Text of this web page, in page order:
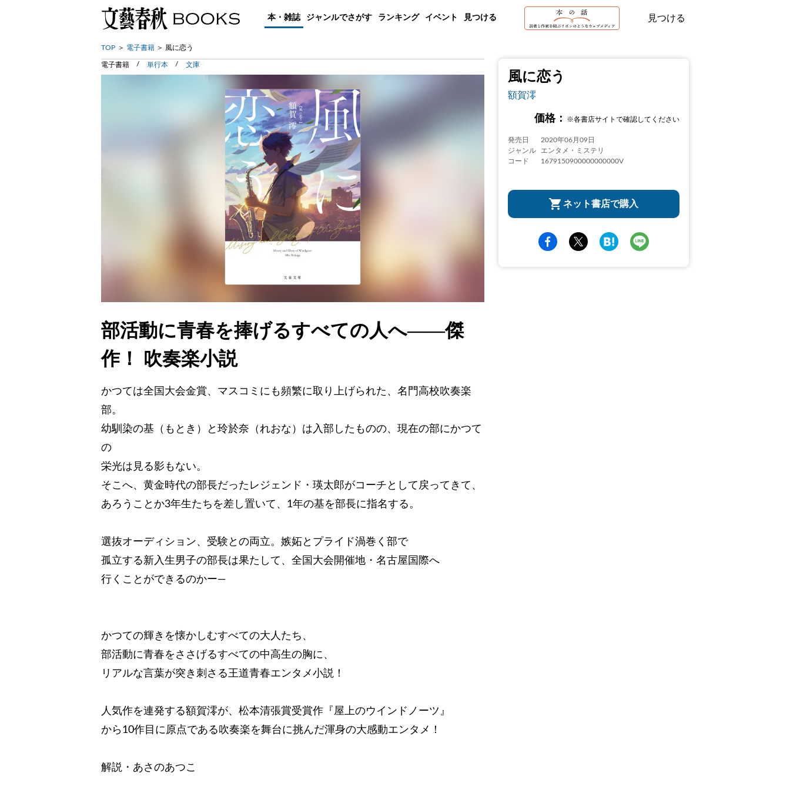
本・雑誌 ジャンルでさがす ランキング イベント 見つける 見つける
TOP 電子書籍 風に恋う
風に恋う
額賀澪
価格： ※各書店サイトで確認してください
発売日
2020年06月09日
ジャンル
エンタメ・ミステリ
コード
1679150900000000000V
ネット書店で購入
電子書籍 単行本 文庫
部活動に青春を捧げるすべての人へ――傑
作！ 吹奏楽小説
かつては全国大会金賞、マスコミにも頻繁に取り上げられた、名門高校吹奏楽
部。
幼馴染の基（もとき）と玲於奈（れおな）は入部したものの、現在の部にかつて
の
栄光は見る影もない。
そこへ、黄金時代の部長だったレジェンド・瑛太郎がコーチとして戻ってきて、
あろうことか3年生たちを差し置いて、1年の基を部長に指名する。
選抜オーディション、受験との両立。嫉妬とプライド渦巻く部で
孤立する新入生男子の部長は果たして、全国大会開催地・名古屋国際へ
行くことができるのかー―
かつての輝きを懐かしむすべての大人たち、
部活動に青春をささげるすべての中高生の胸に、
リアルな言葉が突き刺さる王道青春エンタメ小説！
人気作を連発する額賀澪が、松本清張賞受賞作『屋上のウインドノーツ』
から10作目に原点である吹奏楽を舞台に挑んだ渾身の大感動エンタメ！
解説・あさのあつこ